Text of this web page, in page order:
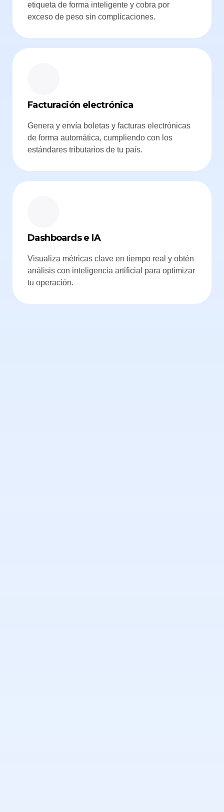
etiqueta de forma inteligente y cobra por
exceso de peso sin complicaciones.
Facturación electrónica
Genera y envía boletas y facturas electrónicas
de forma automática, cumpliendo con los
estándares tributarios de tu país.
Dashboards e IA
Visualiza métricas clave en tiempo real y obtén
análisis con inteligencia artificial para optimizar
tu operación.